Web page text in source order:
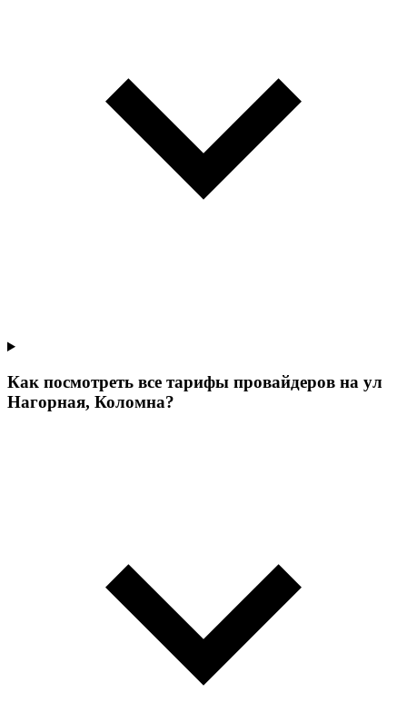
Как посмотреть все тарифы провайдеров на ул
Нагорная, Коломна?